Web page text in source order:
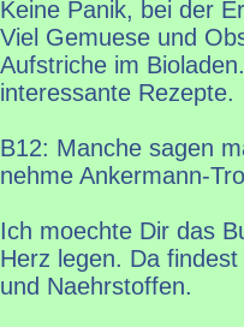
Keine Panik, bei der
Viel Gemuese und
Aufstriche im
interessante Rezepte.
B12: Manche sagen
nehme Ankermann-
Ich moechte Dir das
Herz legen. Da
und Naehrstoffen.